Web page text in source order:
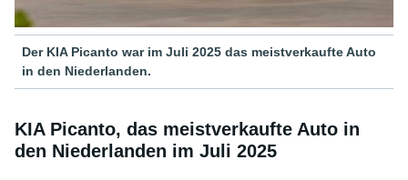
Der KIA Picanto war im Juli 2025 das meistverkaufte Auto
in den Niederlanden.
KIA Picanto, das meistverkaufte Auto in
den Niederlanden im Juli 2025